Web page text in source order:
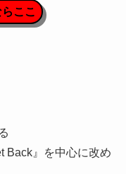
ここ
Back』を中心に改め